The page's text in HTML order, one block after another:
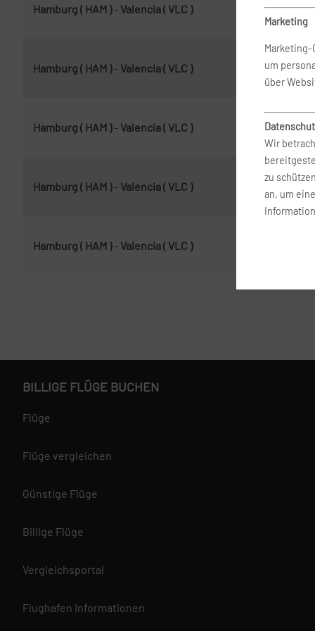
Hamburg ( HAM )- Valencia ( VLC ) 26.
Hamburg ( HAM )- Valencia ( VLC ) 17.
Hamburg ( HAM )- Valencia ( VLC ) 17.
Hamburg ( HAM )- Valencia ( VLC )
Hamburg ( HAM )- Valencia ( VLC )
Marketing
um
über
Wir
zu
an, um
BILLIGE FLÜGE BUCHEN
Flüge
Flüge vergleichen
Günstige Flüge
Billige Flüge
Vergleichsportal
Flughafen Informationen